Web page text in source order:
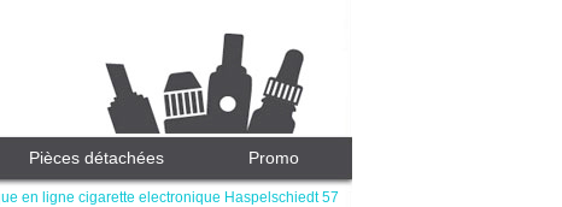
en ligne cigarette electronique Haspelschiedt 57
Pièces détachées Promo